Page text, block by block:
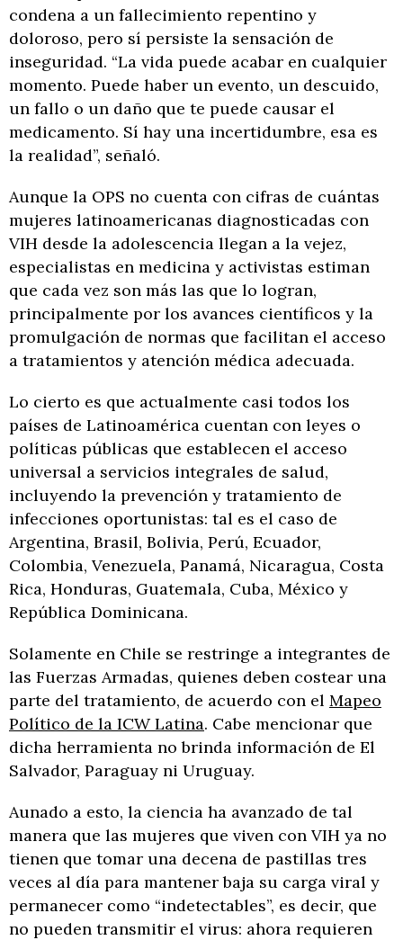
condena a un fallecimiento repentino y
doloroso, pero sí persiste la sensación de
inseguridad. “La vida puede acabar en cualquier
momento. Puede haber un evento, un descuido,
un fallo o un daño que te puede causar el
medicamento. Sí hay una incertidumbre, esa es
la realidad”, señaló.
Aunque la OPS no cuenta con cifras de cuántas
mujeres latinoamericanas diagnosticadas con
VIH desde la adolescencia llegan a la vejez,
especialistas en medicina y activistas estiman
que cada vez son más las que lo logran,
principalmente por los avances científicos y la
promulgación de normas que facilitan el acceso
a tratamientos y atención médica adecuada.
Lo cierto es que actualmente casi todos los
países de Latinoamérica cuentan con leyes o
políticas públicas que establecen el acceso
universal a servicios integrales de salud,
incluyendo la prevención y tratamiento de
infecciones oportunistas: tal es el caso de
Argentina, Brasil, Bolivia, Perú, Ecuador,
Colombia, Venezuela, Panamá, Nicaragua, Costa
Rica, Honduras, Guatemala, Cuba, México y
República Dominicana.
Solamente en Chile se restringe a integrantes de
las Fuerzas Armadas, quienes deben costear una
parte del tratamiento, de acuerdo con el Mapeo
Político de la ICW Latina. Cabe mencionar que
dicha herramienta no brinda información de El
Salvador, Paraguay ni Uruguay.
Aunado a esto, la ciencia ha avanzado de tal
manera que las mujeres que viven con VIH ya no
tienen que tomar una decena de pastillas tres
veces al día para mantener baja su carga viral y
permanecer como “indetectables”, es decir, que
no pueden transmitir el virus: ahora requieren